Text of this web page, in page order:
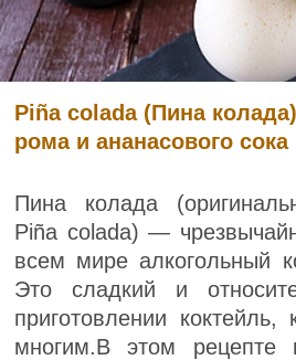
Piña colada (Пина
рома и ананасового сока
Пина колада
Piña colada) —
всем мире алкогольный
Это сладкий и
приготовлении коктейль,
многим.В этом рецепте